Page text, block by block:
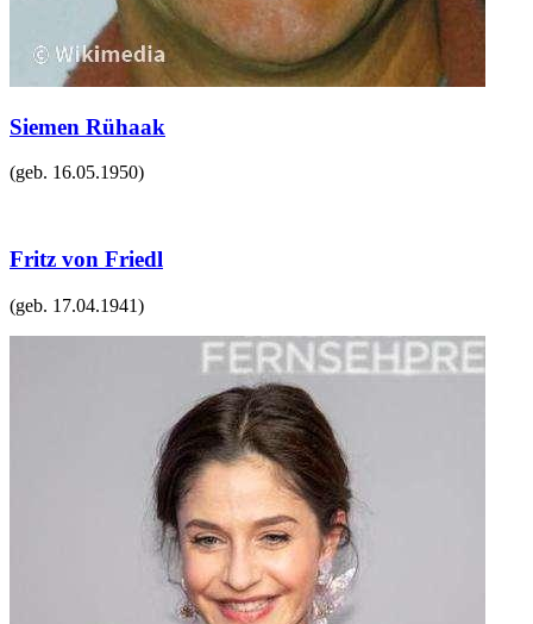
Siemen Rühaak
(geb. 16.05.1950)
Fritz von Friedl
(geb. 17.04.1941)